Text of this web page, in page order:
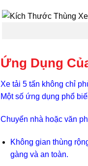
Ứng Dụng
Xe tải 5 tấn không chỉ
Một số ứng dụng phổ
Chuyển nhà hoặc văn
Không gian thùng
gàng và an toàn.